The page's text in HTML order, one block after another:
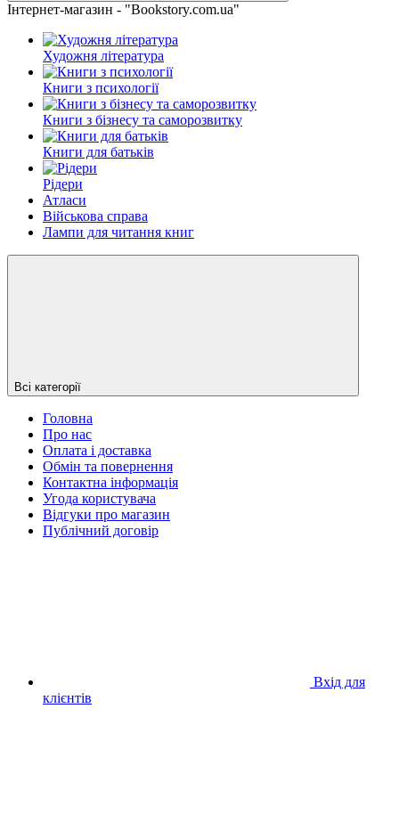
Інтернет-магазин - "Bookstory.com.ua"
Художня література
Книги з психології
Книги з бізнесу та саморозвитку
Книги для батьків
Рідери
Атласи
Військова справа
Лампи для читання книг
Всі категорії
Головна
Про нас
Оплата і доставка
Обмін та повернення
Контактна інформація
Угода користувача
Відгуки про магазин
Публічний договір
Вхід для
клієнтів